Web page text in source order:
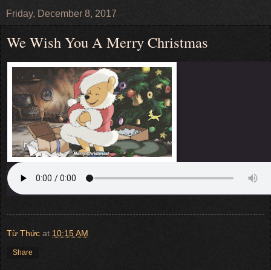
Friday, December 8, 2017
We Wish You A Merry Christmas
Từ Thức at 10:15 AM
Share